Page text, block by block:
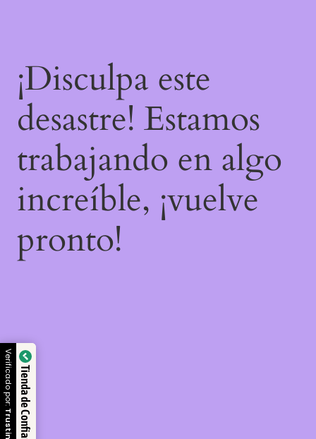
¡Disculpa este
desastre! Estamos
trabajando en algo
increíble, ¡vuelve
pronto!
Tienda de Confianza
Verificado por: